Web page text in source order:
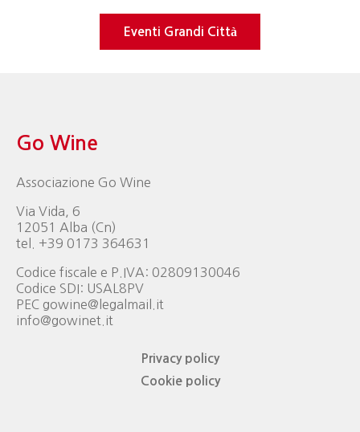
Eventi Grandi Città
Go Wine
Associazione Go Wine
Via Vida, 6
12051 Alba (Cn)
tel. +39 0173 364631
Codice fiscale e P.IVA: 02809130046
Codice SDI: USAL8PV
PEC gowine@legalmail.it
info@gowinet.it
Privacy policy
Cookie policy